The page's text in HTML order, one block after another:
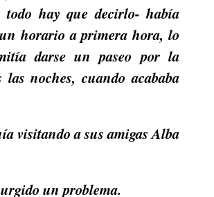
hay que decirlo- había
horario a primera hora, lo
darse un paseo por la
las noches, cuando acababa
visitando a sus amigas Alba
un problema.